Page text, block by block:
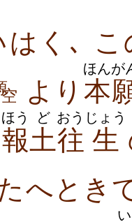
はく､ こ
空 より 本
ほんが
報
ほう
土
ど
往
おう
生
じょう
へとき